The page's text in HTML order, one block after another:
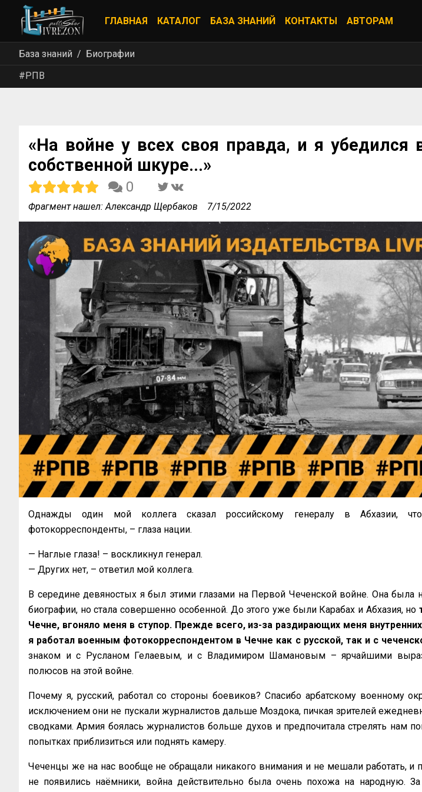
ГЛАВНАЯ КАТАЛОГ БАЗА ЗНАНИЙ КОНТАКТЫ АВТОРАМ
База знаний
Биографии
#РПВ
«На войне у всех своя правда, и я убедился
собственной шкуре...»
0
Фрагмент нашел: Александр Щербаков 7/15/2022
Однажды один мой коллега сказал российскому генералу в Абхазии,
фотокорреспонденты, – глаза нации.
— Наглые глаза! – воскликнул генерал.
— Других нет, – ответил мой коллега.
В середине девяностых я был этими глазами на Первой Чеченской войне. Она была
биографии, но стала совершенно особенной. До этого уже были Карабах и Абхазия, но
Чечне, вгоняло меня в ступор. Прежде всего, из-за раздирающих меня
я работал военным фотокорреспондентом в Чечне как с русской, так и с
знаком и с Русланом Гелаевым, и с Владимиром Шамановым – ярчайшими
полюсов на этой войне.
Почему я, русский, работал со стороны боевиков? Спасибо арбатскому военному
исключением они не пускали журналистов дальше Моздока, пичкая зрителей
сводками. Армия боялась журналистов больше духов и предпочитала стрелять нам
попытках приблизиться или поднять камеру.
Чеченцы же на нас вообще не обращали никакого внимания и не мешали работать, и
не появились наёмники, война действительно была очень похожа на народную.